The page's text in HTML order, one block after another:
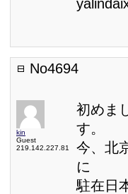
No4694
kin
Guest
219.142.227.81
初めま
す。
今、北
に
駐在日